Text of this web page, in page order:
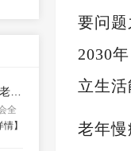
）
全
院
情】
要问
2030
立生
老年